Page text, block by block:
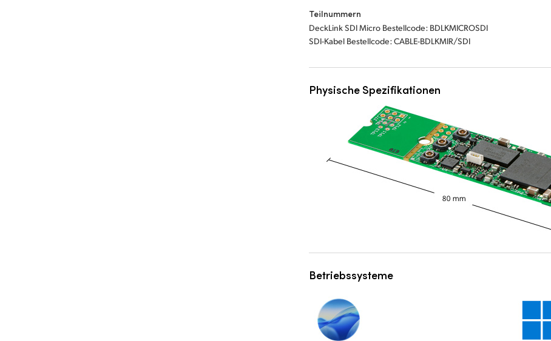
Teilnummern
DeckLink SDI Micro Bestellcode: BDLKMICROSDI
SDI-Kabel Bestellcode: CABLE-BDLKMIR/SDI
Physische Spezifikationen
Betriebssysteme